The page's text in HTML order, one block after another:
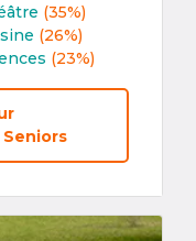
(35%)
(26%)
(23%)